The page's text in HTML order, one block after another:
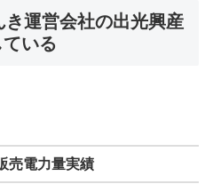
き運営会社の出光興産
いる
売電力量実績